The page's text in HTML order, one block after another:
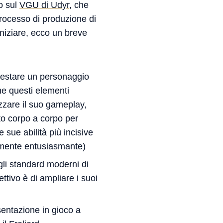
sul VGU di Udyr, che
di produzione di
ecco un breve
un personaggio
questi elementi
il suo gameplay,
corpo a corpo per
sue abilità più incisive
entusiasmante)
standard moderni di
è di ampliare i suoi
in gioco a